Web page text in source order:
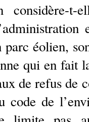
considère-t-
parc éolien,
qui en fait
de refus de
code de